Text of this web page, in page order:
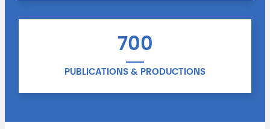
700
PUBLICATIONS & PRODUCTIONS